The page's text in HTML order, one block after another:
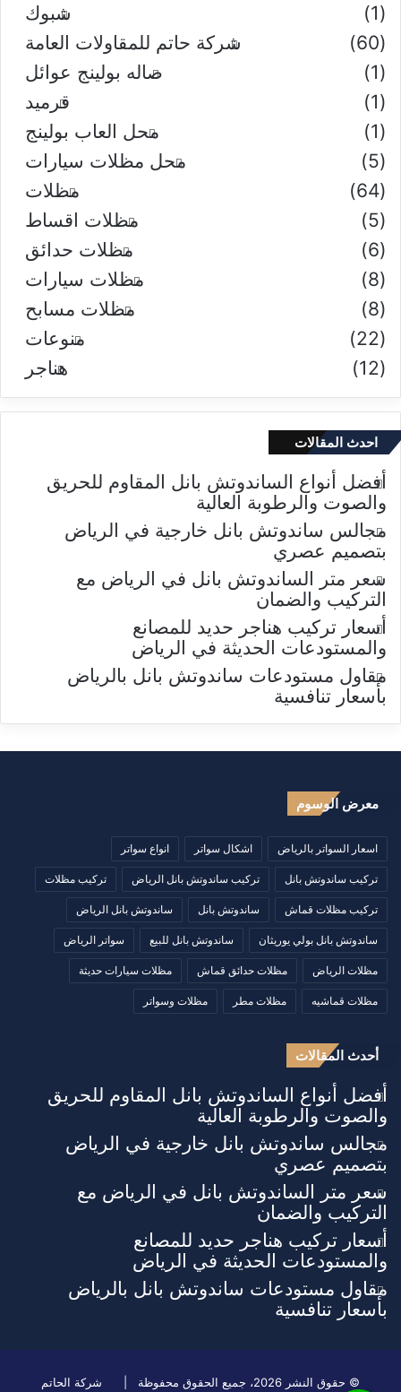
شبوك
(1)
شركة حاتم للمقاولات العامة
(60)
صاله بولينج عوائل
(1)
قرميد
(1)
محل العاب بولينج
(1)
محل مظلات سيارات
(5)
مظلات
(64)
مظلات اقساط
(5)
مظلات حدائق
(6)
مظلات سيارات
(8)
مظلات مسابح
(8)
منوعات
(22)
هناجر
(12)
احدث المقالات
أفضل أنواع الساندوتش بانل المقاوم للحريق
والصوت والرطوبة العالية
مجالس ساندوتش بانل خارجية في الرياض
بتصميم عصري
سعر متر الساندوتش بانل في الرياض مع
التركيب والضمان
أسعار تركيب هناجر حديد للمصانع
والمستودعات الحديثة في الرياض
مقاول مستودعات ساندوتش بانل بالرياض
بأسعار تنافسية
معرض الوسوم
اسعار السواتر بالرياض اشكال سواتر انواع سواتر
تركيب ساندوتش بانل تركيب ساندوتش بانل الرياض تركيب مظلات
تركيب مظلات قماش ساندوتش بانل ساندوتش بانل الرياض
ساندوتش بانل بولي يوريثان ساندوتش بانل للبيع سواتر الرياض
مظلات الرياض مظلات حدائق قماش مظلات سيارات حديثة
مظلات قماشيه مظلات مطر مظلات وسواتر
أحدث المقالات
أفضل أنواع الساندوتش بانل المقاوم للحريق
والصوت والرطوبة العالية
مجالس ساندوتش بانل خارجية في الرياض
بتصميم عصري
سعر متر الساندوتش بانل في الرياض مع
التركيب والضمان
أسعار تركيب هناجر حديد للمصانع
والمستودعات الحديثة في الرياض
مقاول مستودعات ساندوتش بانل بالرياض
بأسعار تنافسية
© حقوق النشر 2026، جميع الحقوق محفوظة | شركة الحاتم